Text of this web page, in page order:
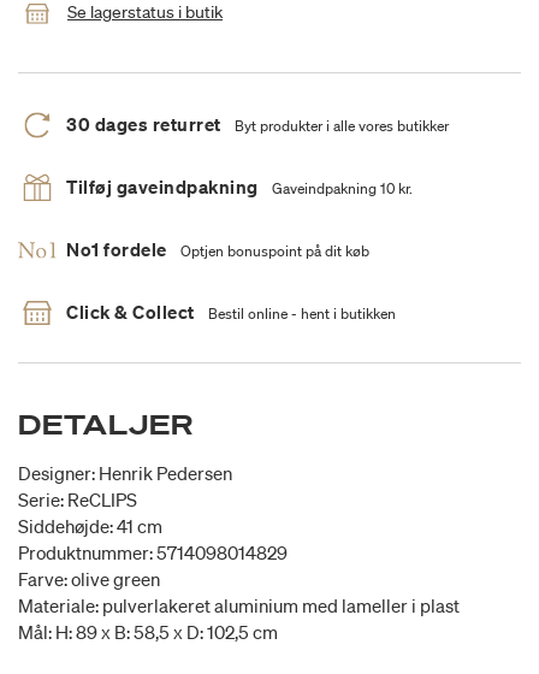
Se lagerstatus i butik
30 dages returret Byt produkter i alle vores butikker
Tilføj gaveindpakning Gaveindpakning 10 kr.
No1 fordele Optjen bonuspoint på dit køb
Click & Collect Bestil online - hent i butikken
DETALJER
Designer: Henrik Pedersen
Serie: ReCLIPS
Siddehøjde: 41 cm
Produktnummer: 5714098014829
Farve: olive green
Materiale: pulverlakeret aluminium med lameller i plast
Mål: H: 89 x B: 58,5 x D: 102,5 cm